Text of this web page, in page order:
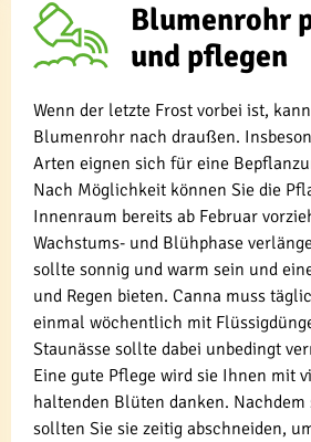
Blumenrohr
und pflegen
Wenn der letzte Frost vorbei ist,
Blumenrohr nach draußen.
Arten eignen sich für eine
Nach Möglichkeit können Sie die
Innenraum bereits ab Februar
Wachstums- und Blühphase
sollte sonnig und warm sein und
und Regen bieten. Canna muss
einmal wöchentlich mit
Staunässe sollte dabei unbedingt
Eine gute Pflege wird sie Ihnen mit
haltenden Blüten danken. Nachdem
sollten Sie sie zeitig abschneiden,